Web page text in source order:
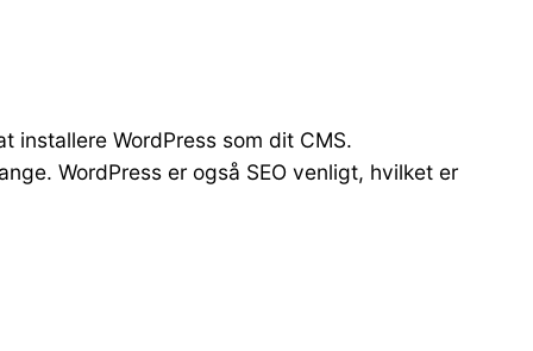
WordPress som dit CMS.
WordPress er også SEO venligt, hvilket er